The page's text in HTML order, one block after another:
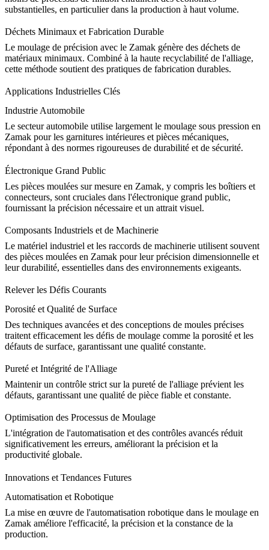
substantielles, en particulier dans la production à haut volume.
Déchets Minimaux et Fabrication Durable
Le moulage de précision avec le Zamak génère des déchets de
matériaux minimaux. Combiné à la haute recyclabilité de l'alliage,
cette méthode soutient des pratiques de fabrication durables.
Applications Industrielles Clés
Industrie Automobile
Le secteur automobile utilise largement le moulage sous pression en
Zamak pour les garnitures intérieures et pièces mécaniques,
répondant à des normes rigoureuses de durabilité et de sécurité.
Électronique Grand Public
Les pièces moulées sur mesure en Zamak, y compris les boîtiers et
connecteurs, sont cruciales dans l'électronique grand public,
fournissant la précision nécessaire et un attrait visuel.
Composants Industriels et de Machinerie
Le matériel industriel et les raccords de machinerie utilisent souvent
des pièces moulées en Zamak pour leur précision dimensionnelle et
leur durabilité, essentielles dans des environnements exigeants.
Relever les Défis Courants
Porosité et Qualité de Surface
Des techniques avancées et des conceptions de moules précises
traitent efficacement les défis de moulage comme la porosité et les
défauts de surface, garantissant une qualité constante.
Pureté et Intégrité de l'Alliage
Maintenir un contrôle strict sur la pureté de l'alliage prévient les
défauts, garantissant une qualité de pièce fiable et constante.
Optimisation des Processus de Moulage
L'intégration de l'automatisation et des contrôles avancés réduit
significativement les erreurs, améliorant la précision et la
productivité globale.
Innovations et Tendances Futures
Automatisation et Robotique
La mise en œuvre de l'automatisation robotique dans le moulage en
Zamak améliore l'efficacité, la précision et la constance de la
production.